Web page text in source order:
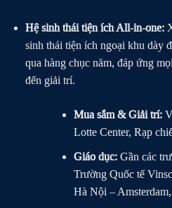
Hệ sinh thái tiện ích All-in-one:
sinh thái tiện ích ngoại khu dày
qua hàng chục năm, đáp ứng
đến giải trí.
Mua sắm & Giải trí:
Lotte Center, Rạp
Giáo dục:Gần các
Trường Quốc tế
Hà Nội –